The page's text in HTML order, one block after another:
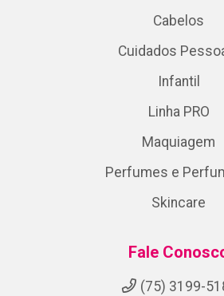
Cabelos
Cuidados
Infantil
Linha PRO
Maquiagem
Perfumes e
Skincare
Fale
(75) 3199-